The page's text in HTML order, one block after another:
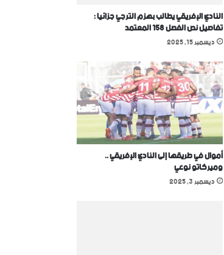
النادي الإفريقي يطالب بهزم الترجي جزائيا :
تفاصيل نص الفصل 158 المعتمد
ديسمبر 15, 2025
أموال في طريقها إلى النادي الإفريقي ..
وميركاتو نوعي
ديسمبر 3, 2025